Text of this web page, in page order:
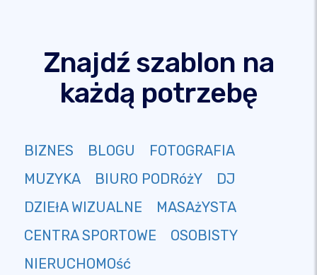
Znajdź szablon na
każdą potrzebę
BIZNES BLOGU
FOTOGRAFIA
MUZYKA
BIURO PODRóżY
DJ
DZIEłA WIZUALNE
MASAżYSTA
CENTRA SPORTOWE
OSOBISTY
NIERUCHOMOść